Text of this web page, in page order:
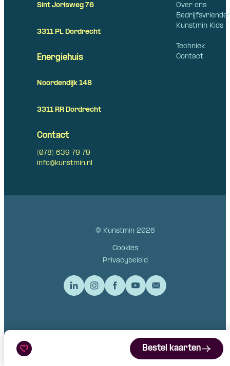
Bestel kaarten
Over ons
Kunstmin Kids
Techniek
Contact
Sint Jorisweg 76
3311 PL Dordrecht
Energiehuis
Noordendijk 148
3311 RR Dordrecht
Contact
(078) 639 79 79
info@kunstmin.nl
© Kunstmin 2026
Cookies
Privacybeleid